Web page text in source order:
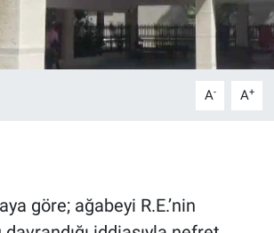
A- A+
göre; ağabeyi R.E.’nin